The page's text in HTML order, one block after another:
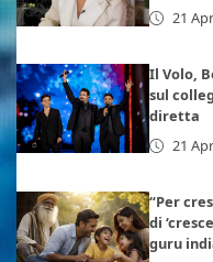
21
Il Volo,
sul
diretta
21
“Per
di
guru